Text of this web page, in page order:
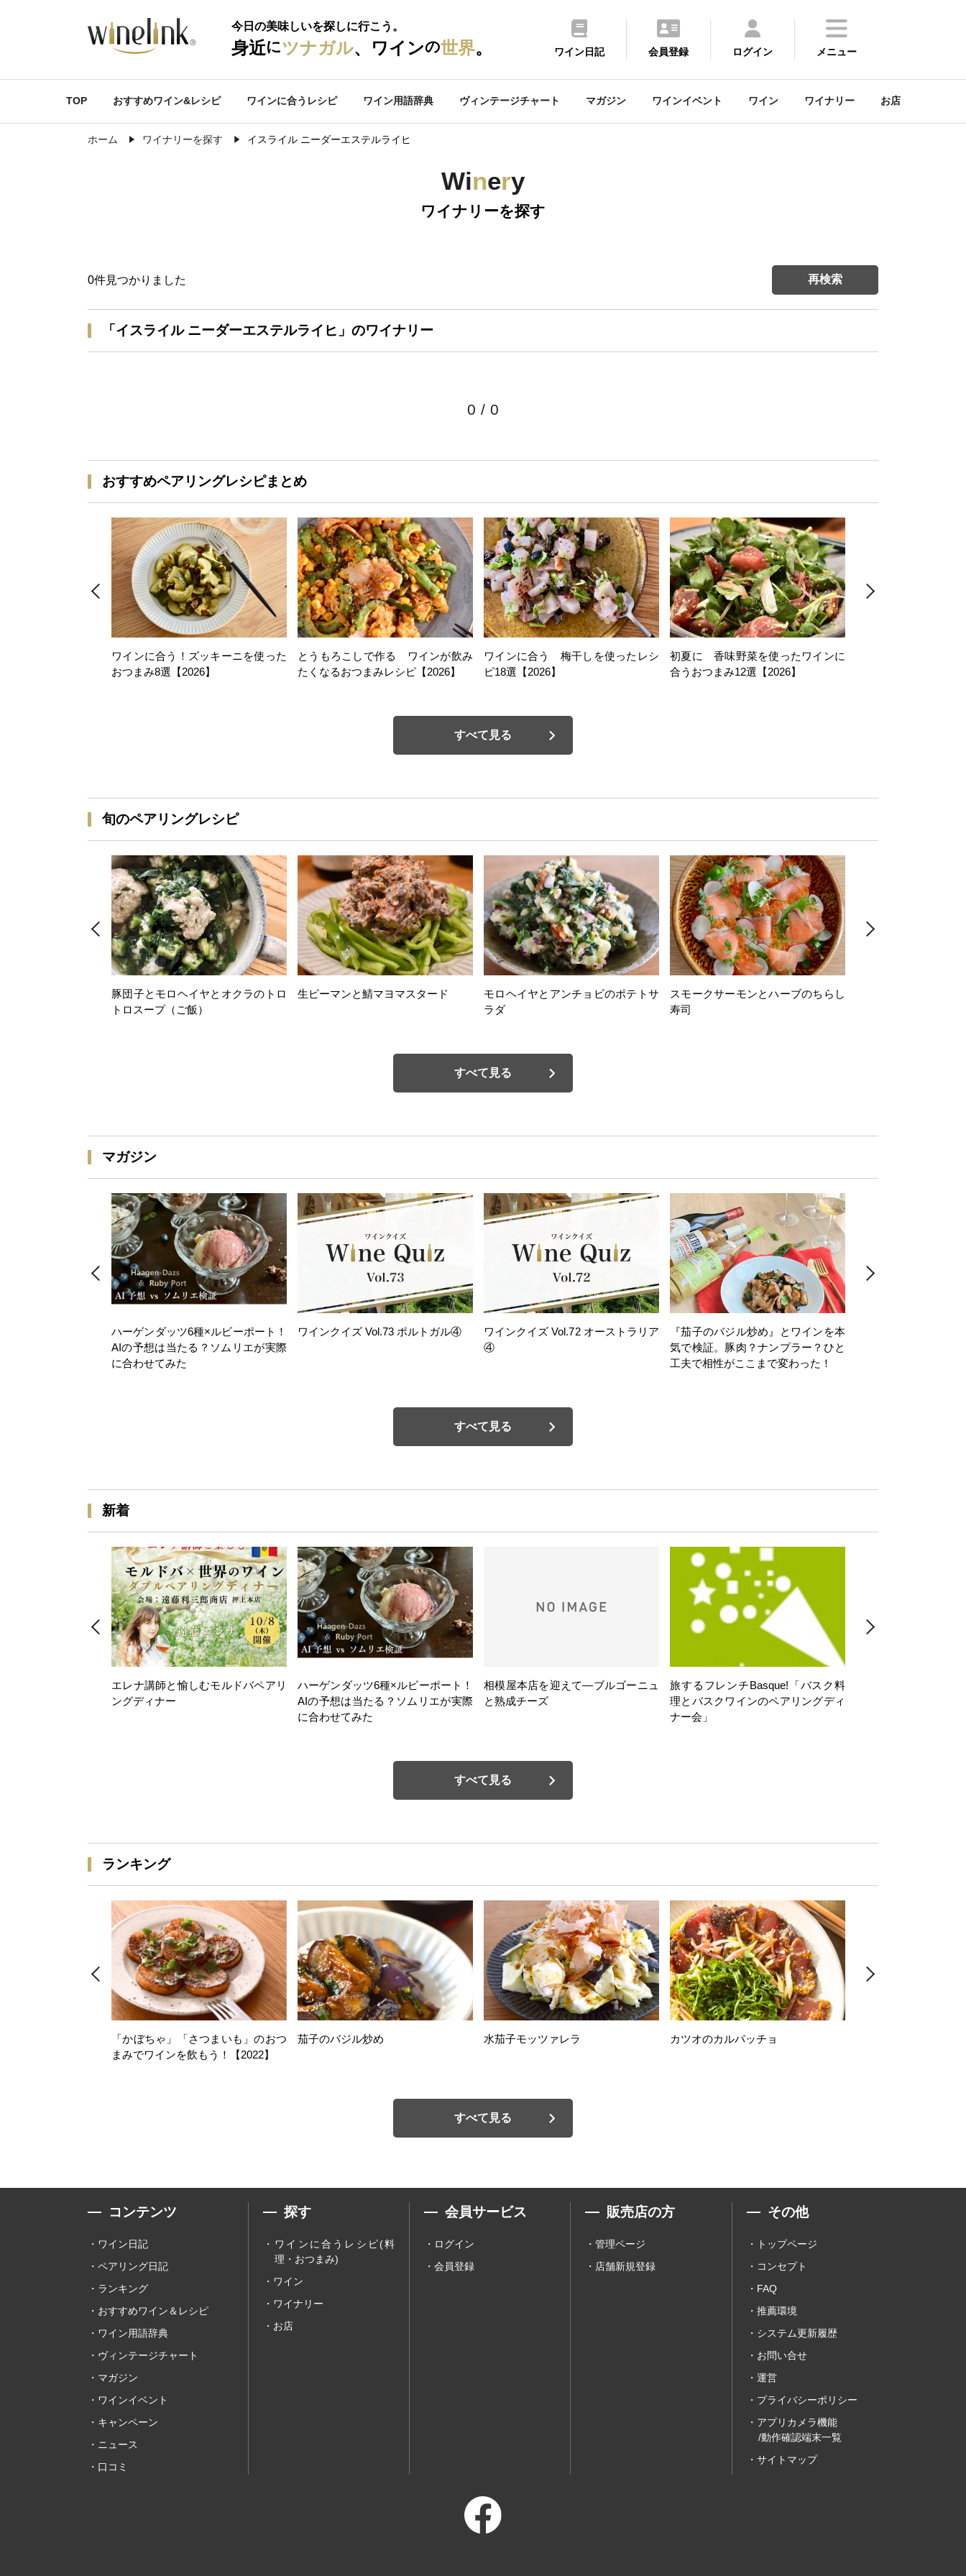
今日の美味しいを探しに行こう。
身近にツナガル、ワインの世界。 ワイン日記 会員登録 ログイン メニュー
TOP おすすめワイン&レシピ ワインに合うレシピ ワイン用語辞典 ヴィンテージチャート マガジン ワインイベント ワイン ワイナリー お店
ホーム ワイナリーを探す イスライル ニーダーエステルライヒ
Winery
ワイナリーを探す
0件見つかりました 再検索
「イスライル ニーダーエステルライヒ」のワイナリー
0 / 0
おすすめペアリングレシピまとめ
ワインに合う！ズッキーニを使った
おつまみ8選【2026】
とうもろこしで作る ワインが飲み
たくなるおつまみレシピ【2026】
ワインに合う 梅干しを使ったレシ
ピ18選【2026】
初夏に 香味野菜を使ったワインに
合うおつまみ12選【2026】
すべて見る
旬のペアリングレシピ
豚団子とモロヘイヤとオクラのトロ
トロスープ（ご飯）
生ピーマンと鯖マヨマスタード
モロヘイヤとアンチョビのポテトサ
ラダ
スモークサーモンとハーブのちらし
寿司
すべて見る
マガジン
ハーゲンダッツ6種×ルビーポート！
AIの予想は当たる？ソムリエが実際
に合わせてみた
ワインクイズ Vol.73 ポルトガル④
ワインクイズ Vol.72 オーストラリア
④
『茄子のバジル炒め』とワインを本
気で検証。豚肉？ナンプラー？ひと
工夫で相性がここまで変わった！
すべて見る
新着
エレナ講師と愉しむモルドバペアリ
ングディナー
ハーゲンダッツ6種×ルビーポート！
AIの予想は当たる？ソムリエが実際
に合わせてみた
相模屋本店を迎えて―ブルゴーニュ
と熟成チーズ
旅するフレンチBasque!「バスク料
理とバスクワインのペアリングディ
ナー会」
すべて見る
ランキング
「かぼちゃ」「さつまいも」のおつ
まみでワインを飲もう！【2022】
茄子のバジル炒め 水茄子モッツァレラ カツオのカルパッチョ
すべて見る
コンテンツ
ワイン日記
ペアリング日記
ランキング
おすすめワイン＆レシピ
ワイン用語辞典
ヴィンテージチャート
マガジン
ワインイベント
キャンペーン
ニュース
口コミ
探す
ワインに合うレシピ(料
理・おつまみ)
ワイン
ワイナリー
お店
会員サービス
ログイン
会員登録
販売店の方
管理ページ
店舗新規登録
その他
トップページ
コンセプト
FAQ
推薦環境
システム更新履歴
お問い合せ
運営
プライバシーポリシー
アプリカメラ機能
/動作確認端末一覧
サイトマップ